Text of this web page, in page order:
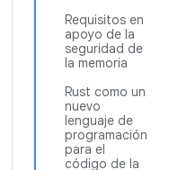
Requisitos en
apoyo de la
seguridad de
la memoria
Rust como un
nuevo
lenguaje de
programación
para el
código de la